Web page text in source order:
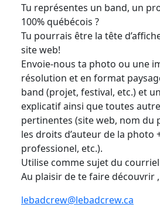
Tu représentes un band, un
100% québécois ?
Tu pourrais être la tête
site web!
Envoie-nous ta photo ou une
résolution et en format
band (projet, festival, etc.) et
explicatif ainsi que toutes
pertinentes (site web, nom
les droits d’auteur de la photo
professionel, etc.).
Utilise comme sujet du courriel
Au plaisir de te faire découvrir ,
lebadcrew@lebadcrew.ca